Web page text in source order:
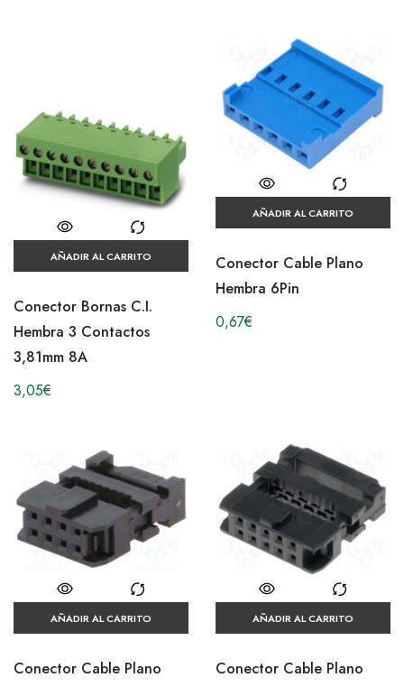
AÑADIR AL CARRITO
Conector Bornas C.I.
Hembra 3 Contactos
3,81mm 8A
3,05€
AÑADIR AL CARRITO
Conector Cable Plano
Hembra 6Pin
0,67€
AÑADIR AL CARRITO
Conector Cable Plano
AÑADIR AL CARRITO
Conector Cable Plano